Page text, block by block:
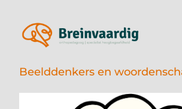
inhoud
Beelddenkers en